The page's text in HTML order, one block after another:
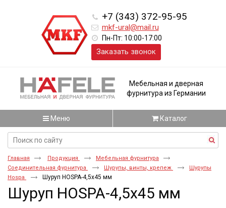
+7 (343) 372-95-95
mkf-ural@mail.ru
Пн-Пт: 10:00-17:00
Заказать звонок
Мебельная и дверная
фурнитура из Германии
Меню Каталог
Главная Продукция
Мебельная фурнитура
Соединительная фурнитура
Шурупы, винты, крепеж
Шурупы
Hospa
Шуруп HOSPA-4,5x45 мм
Шуруп HOSPA-4,5x45 мм